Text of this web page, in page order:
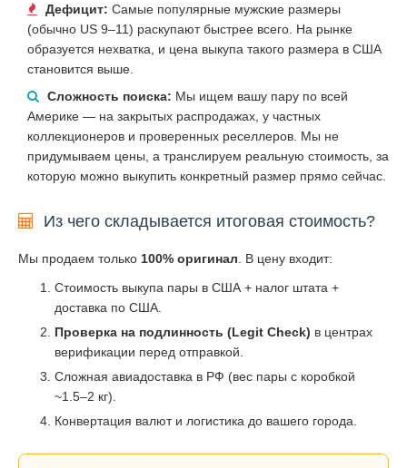
Дефицит: Самые популярные мужские размеры
(обычно US 9–11) раскупают быстрее всего. На рынке
образуется нехватка, и цена выкупа такого размера в США
становится выше.
Сложность поиска: Мы ищем вашу пару по всей
Америке — на закрытых распродажах, у частных
коллекционеров и проверенных реселлеров. Мы не
придумываем цены, а транслируем реальную стоимость, за
которую можно выкупить конкретный размер прямо сейчас.
Из чего складывается итоговая стоимость?
Мы продаем только 100% оригинал . В цену входит:
Стоимость выкупа пары в США + налог штата +
доставка по США.
Проверка на подлинность (Legit Check) в центрах
верификации перед отправкой.
Сложная авиадоставка в РФ (вес пары с коробкой
~1.5–2 кг).
Конвертация валют и логистика до вашего города.